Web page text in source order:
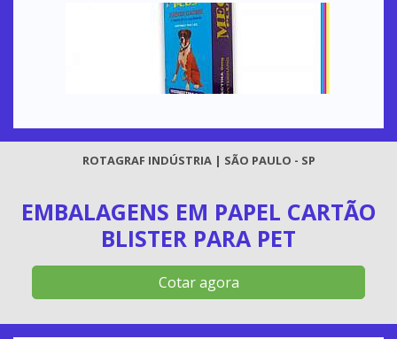
ROTAGRAF INDÚSTRIA | SÃO PAULO - SP
EMBALAGENS EM PAPEL CARTÃO
BLISTER PARA PET
Cotar agora